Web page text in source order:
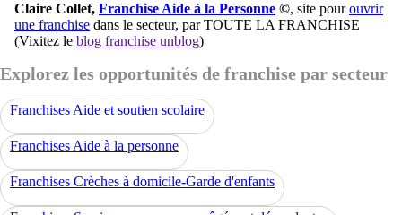
Claire Collet, Franchise Aide à la Personne ©, site pourouvrir
une franchise dans le secteur, par TOUTE LA FRANCHISE
(Vixitez le blog franchise unblog)
Explorez les opportunités de franchise par secteur
Franchises Aide et soutien scolaire
Franchises Aide à la personne
Franchises Crèches à domicile-Garde d'enfants